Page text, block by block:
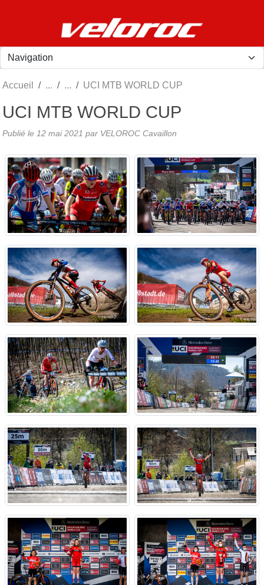
Accueil UCI MTB WORLD CUP
UCI MTB WORLD CUP
Publié le 12 mai 2021 par VELOROC Cavaillon